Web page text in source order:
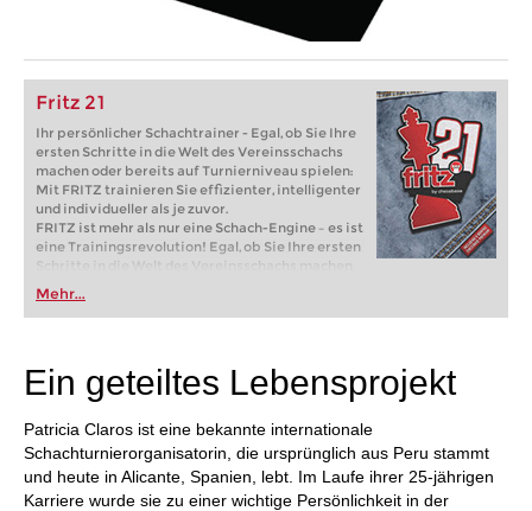
Fritz 21
Ihr persönlicher Schachtrainer - Egal, ob Sie Ihre
ersten Schritte in die Welt des Vereinsschachs
machen oder bereits auf Turnierniveau spielen:
Mit FRITZ trainieren Sie effizienter, intelligenter
und individueller als je zuvor.
FRITZ ist mehr als nur eine Schach-Engine – es ist
eine Trainingsrevolution! Egal, ob Sie Ihre ersten
Schritte in die Welt des Vereinsschachs machen
oder bereits auf Turnierniveau spielen: Mit
FRITZ trainieren Sie effizienter, intelligenter und
individueller als je zuvor.
Mehr...
Ein geteiltes Lebensprojekt
Patricia Claros ist eine bekannte internationale
Schachturnierorganisatorin, die ursprünglich aus Peru stammt
und heute in Alicante, Spanien, lebt. Im Laufe ihrer 25-jährigen
Karriere wurde sie zu einer wichtige Persönlichkeit in der